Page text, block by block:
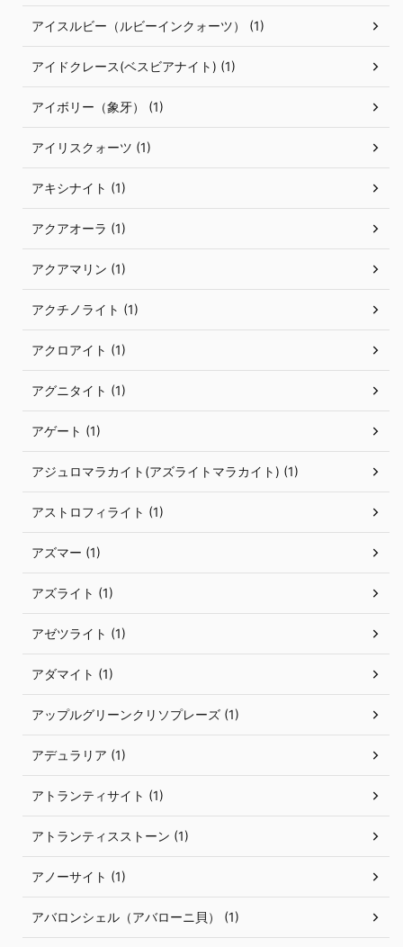
アイスルビー（ルビーインクォーツ） (1)
アイドクレース(ベスビアナイト) (1)
アイボリー（象牙） (1)
アイリスクォーツ (1)
アキシナイト (1)
アクアオーラ (1)
アクアマリン (1)
アクチノライト (1)
アクロアイト (1)
アグニタイト (1)
アゲート (1)
アジュロマラカイト(アズライトマラカイト) (1)
アストロフィライト (1)
アズマー (1)
アズライト (1)
アゼツライト (1)
アダマイト (1)
アップルグリーンクリソプレーズ (1)
アデュラリア (1)
アトランティサイト (1)
アトランティスストーン (1)
アノーサイト (1)
アバロンシェル（アバローニ貝） (1)